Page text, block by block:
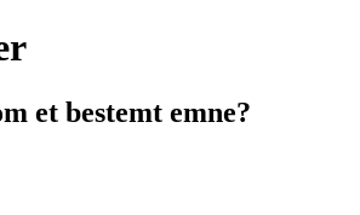
et bestemt emne?